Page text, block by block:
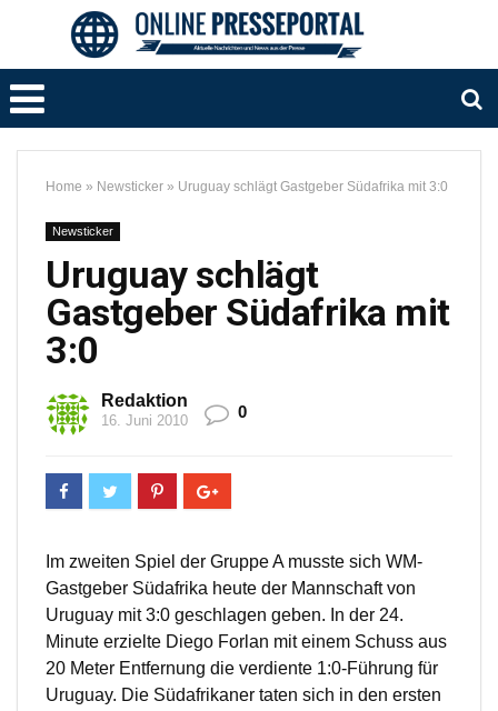
Home » Newsticker » Uruguay schlägt Gastgeber Südafrika mit 3:0
Newsticker
Uruguay schlägt
Gastgeber Südafrika mit
3:0
Redaktion
16. Juni 2010 0
Im zweiten Spiel der Gruppe A musste sich WM-
Gastgeber Südafrika heute der Mannschaft von
Uruguay mit 3:0 geschlagen geben. In der 24.
Minute erzielte Diego Forlan mit einem Schuss aus
20 Meter Entfernung die verdiente 1:0-Führung für
Uruguay. Die Südafrikaner taten sich in den ersten